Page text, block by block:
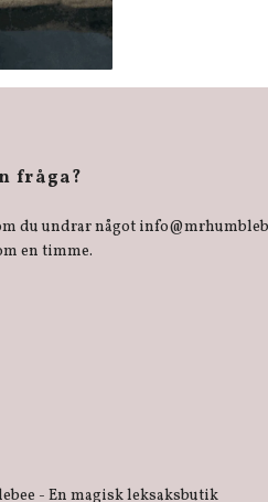
fråga?
du undrar något
en timme.
- En magisk leksaksbutik